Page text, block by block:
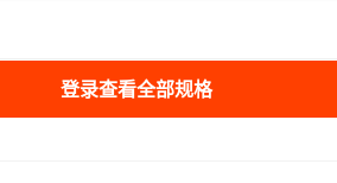
登录查看全部规格